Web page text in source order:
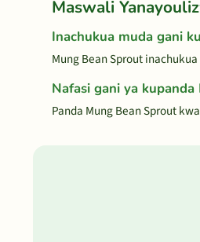
Maswali
Inachukua muda gani
Mung Bean Sprout
Nafasi gani ya
Panda Mung Bean Sprout